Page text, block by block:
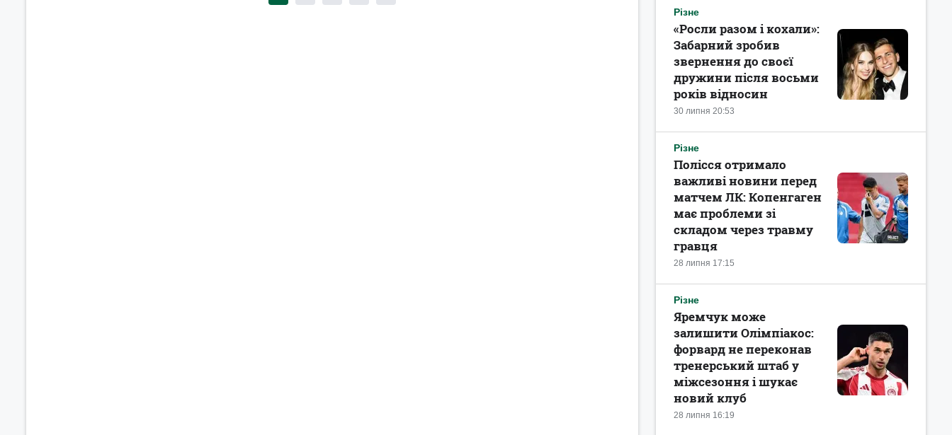
Різне
30 липня 20:53
«Росли разом і кохали»:
Забарний зробив
звернення до своєї
дружини після восьми
років відносин
Різне
28 липня 17:15
Полісся отримало
важливі новини перед
матчем ЛК: Копенгаген
має проблеми зі
складом через травму
гравця
Різне
28 липня 16:19
Яремчук може
залишити Олімпіакос:
форвард не переконав
тренерський штаб у
міжсезоння і шукає
новий клуб